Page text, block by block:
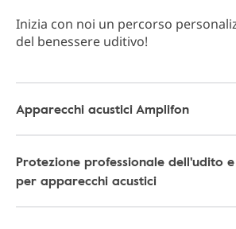
Inizia con noi un percorso
del benessere uditivo!
Apparecchi acustici Amplifon
Protezione professionale dell'udito
per apparecchi acustici